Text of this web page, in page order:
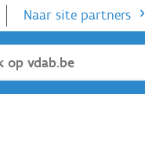
Naar site partners